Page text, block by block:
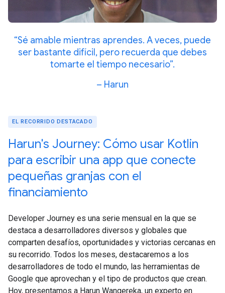
“Sé amable mientras aprendes. A veces, puede
ser bastante difícil, pero recuerda que debes
tomarte el tiempo necesario”.
– Harun
EL RECORRIDO DESTACADO
Harun's Journey: Cómo usar Kotlin
para escribir una app que conecte
pequeñas granjas con el
financiamiento
Developer Journey es una serie mensual en la que se
destaca a desarrolladores diversos y globales que
comparten desafíos, oportunidades y victorias cercanas en
su recorrido. Todos los meses, destacaremos a los
desarrolladores de todo el mundo, las herramientas de
Google que aprovechan y el tipo de productos que crean.
Hoy, presentamos a Harun Wangereka, un experto en